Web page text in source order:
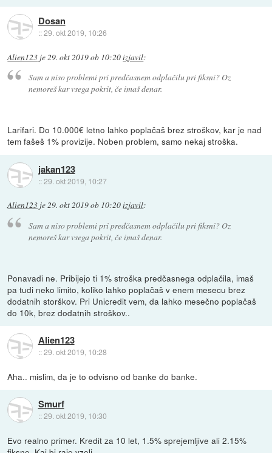
Dosan
::29. okt 2019, 10:26
Alien123 je29. okt 2019 ob 10:20izjavil:
Sam a niso problemi pri predčasnem odplačilu pri fiksni? Oz
nemoreš kar vsega pokrit, če imaš denar.
Larifari. Do 10.000€ letno lahko poplačaš brez stroškov, kar je nad
tem fašeš 1% provizije. Noben problem, samo nekaj stroška.
jakan123
::29. okt 2019, 10:27
Alien123 je29. okt 2019 ob 10:20izjavil:
Sam a niso problemi pri predčasnem odplačilu pri fiksni? Oz
nemoreš kar vsega pokrit, če imaš denar.
Ponavadi ne. Pribijejo ti 1% stroška predčasnega odplačila, imaš
pa tudi neko limito, koliko lahko poplačaš v enem mesecu brez
dodatnih storškov. Pri Unicredit vem, da lahko mesečno poplačaš
do 10k, brez dodatnih stroškov..
Alien123
::29. okt 2019, 10:28
Aha.. mislim, da je to odvisno od banke do banke.
Smurf
::29. okt 2019, 10:30
Evo realno primer. Kredit za 10 let, 1.5% sprejemljive ali 2.15%